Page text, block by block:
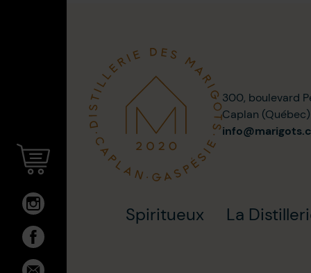
300, boulevard
Caplan
Spiritueux La